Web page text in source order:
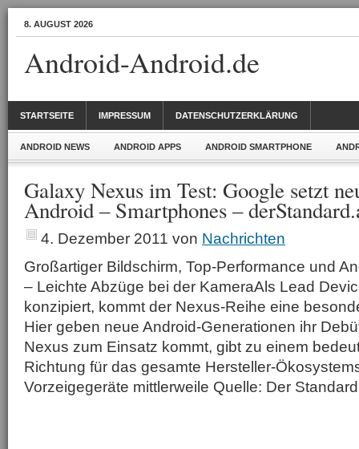
8. AUGUST 2026
Android-Android.de
STARTSEITE IMPRESSUM DATENSCHUTZERKLÄRUNG
ANDROID NEWS ANDROID APPS ANDROID SMARTPHONE
Galaxy Nexus im Test: Google setzt
Android – Smartphones –
4. Dezember 2011 von Nachrichten
Großartiger Bildschirm, Top-Performance und
– Leichte Abzüge bei der KameraAls Lead
konzipiert, kommt der Nexus-Reihe eine
Hier geben neue Android-Generationen ihr
Nexus zum Einsatz kommt, gibt zu einem
Richtung für das gesamte Hersteller-
Vorzeigegeräte mittlerweile Quelle: Der